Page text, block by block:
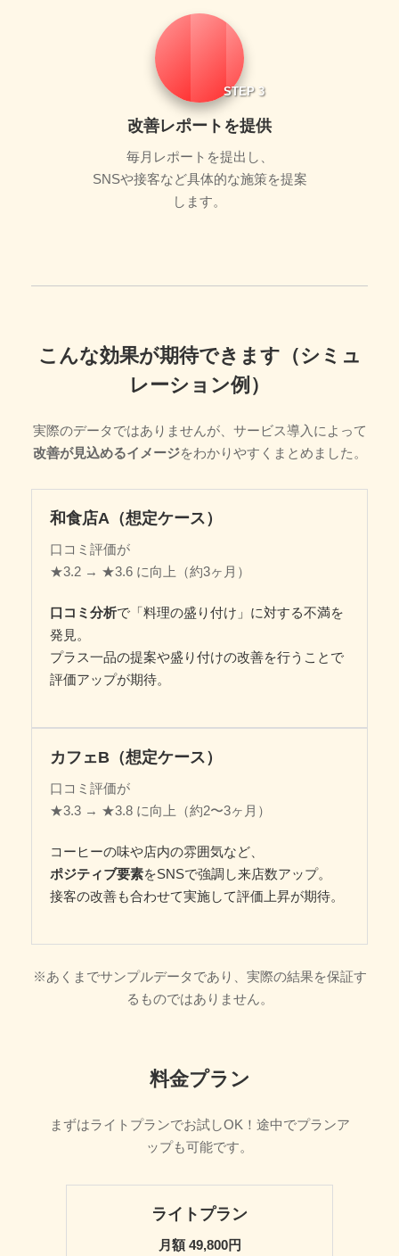
STEP 3
改善レポートを提供
毎月レポートを提出し、
SNSや接客など具体的な施策を提案
します。
こんな効果が期待できます（シミュ
レーション例）
実際のデータではありませんが、サービス導入によって
改善が見込めるイメージをわかりやすくまとめました。
和食店A（想定ケース）
口コミ評価が
★3.2 → ★3.6 に向上（約3ヶ月）
口コミ分析で「料理の盛り付け」に対する不満を
発見。
プラス一品の提案や盛り付けの改善を行うことで
評価アップが期待。
カフェB（想定ケース）
口コミ評価が
★3.3 → ★3.8 に向上（約2〜3ヶ月）
コーヒーの味や店内の雰囲気など、
ポジティブ要素をSNSで強調し来店数アップ。
接客の改善も合わせて実施して評価上昇が期待。
※あくまでサンプルデータであり、実際の結果を保証す
るものではありません。
料金プラン
まずはライトプランでお試しOK！途中でプランア
ップも可能です。
ライトプラン
月額 49,800円